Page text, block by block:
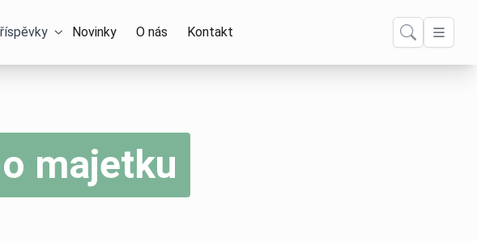
Novinky O nás Kontakt
majetku